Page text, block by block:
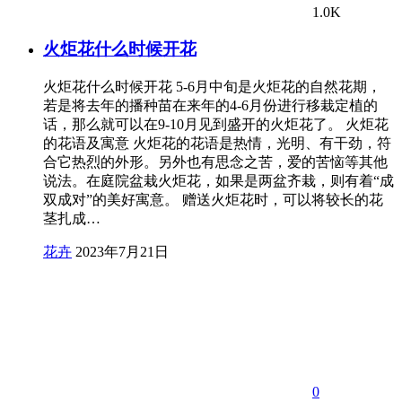
1.0K
火炬花什么时候开花
火炬花什么时候开花 5-6月中旬是火炬花的自然花期，
若是将去年的播种苗在来年的4-6月份进行移栽定植的
话，那么就可以在9-10月见到盛开的火炬花了。 火炬花
的花语及寓意 火炬花的花语是热情，光明、有干劲，符
合它热烈的外形。另外也有思念之苦，爱的苦恼等其他
说法。在庭院盆栽火炬花，如果是两盆齐栽，则有着“成
双成对”的美好寓意。 赠送火炬花时，可以将较长的花
茎扎成…
花卉 2023年7月21日
0